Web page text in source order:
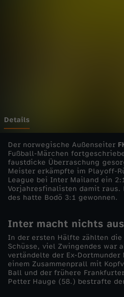
g
u
e
-
2
0
2
5
Details
Der norwegische Außenseiter
Fußball-Märchen
faustdicke Überraschung
Meister erkämpfte im Playoff-
League bei Inter Mailand ein
Vorjahresfinalisten damit raus.
des hatte Bodö 3:1 gewonnen.
Inter macht nichts
In der ersten Hälfte zählten
Schüsse, viel Zwingendes war
vertändelte der Ex-Dortmunder
einem Zusammenprall mit
Ball und der frühere
Petter Hauge (58.) bestrafte